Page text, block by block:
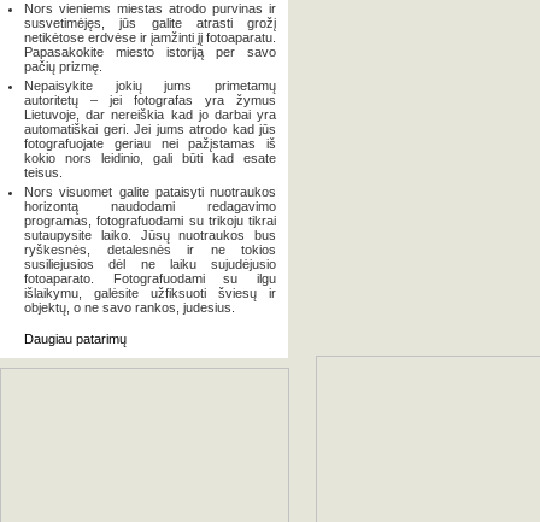
Nors vieniems miestas atrodo purvinas ir
susvetimėjęs, jūs galite atrasti grožį
netikėtose erdvėse ir įamžinti jį fotoaparatu.
Papasakokite miesto istoriją per savo
pačių prizmę.
Nepaisykite jokių jums primetamų
autoritetų – jei fotografas yra žymus
Lietuvoje, dar nereiškia kad jo darbai yra
automatiškai geri. Jei jums atrodo kad jūs
fotografuojate geriau nei pažįstamas iš
kokio nors leidinio, gali būti kad esate
teisus.
Nors visuomet galite pataisyti nuotraukos
horizontą naudodami redagavimo
programas, fotografuodami su trikoju tikrai
sutaupysite laiko. Jūsų nuotraukos bus
ryškesnės, detalesnės ir ne tokios
susiliejusios dėl ne laiku sujudėjusio
fotoaparato. Fotografuodami su ilgu
išlaikymu, galėsite užfiksuoti šviesų ir
objektų, o ne savo rankos, judesius.
Daugiau patarimų